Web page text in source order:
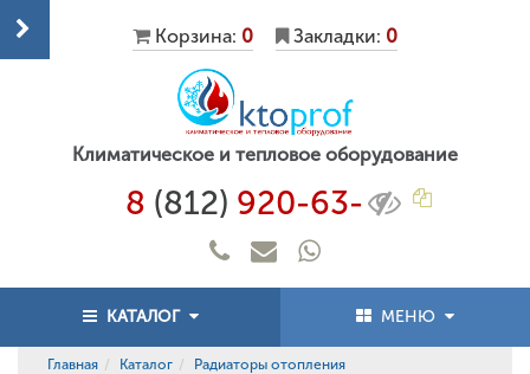
Корзина: 0 Закладки: 0
Климатическое и тепловое оборудование
8 (812) 920-63-
КАТАЛОГ МЕНЮ
Главная Каталог
Радиаторы отопления